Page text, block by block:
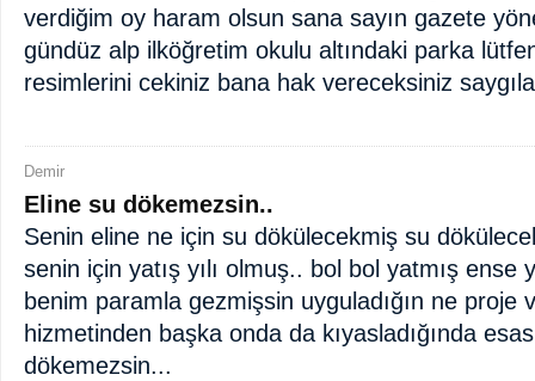
verdiğim oy haram olsun sana sayın gazete
gündüz alp ilköğretim okulu altındaki parka
resimlerini cekiniz bana hak vereceksiniz
Demir
Eline su dökemezsin..
Senin eline ne için su dökülecekmiş su
senin için yatış yılı olmuş.. bol bol yatmış ense
benim paramla gezmişsin uyguladığın ne proje
hizmetinden başka onda da kıyasladığında
dökemezsin...